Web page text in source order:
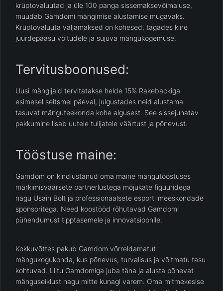
krüptovaluutad ja üle 100 panga sissemaksevõimaluse,
muudab Gamdomi mängimise alustamise mugavaks.
Krüptovaluuta väljamaksed on kohesed, tagades kiire
juurdepääsu võitudele ja sujuva mängukogemuse.
Tervitusboonused:
Uusi mängijaid tervitatakse helde 15% Rakebackiga
esimesel seitsmel päeval, julgustades neid alustama
tasuvat mänguteekonda kohe algusest. See sissejuhatav
pakkumine lisab uutele tulijatele väärtust ja põnevust.
Tööstuse maine:
Gamdom on kindlustanud oma maine mängutööstuses
märkimisväärsete partnerlustega mõjukate figuuridega
nagu Usain Bolt ja professionaalsete esporti meeskondade
sponsoritega. Need koostööd rõhutavad Gamdomi
pühendumust tipptasemele ja innovatsioonile.
Kokkuvõttes pakub Gamdom võrreldamatut
mängukogukonda, kus põnevus, turvalisus ja võitmatu tasu
kohtuvad. Liitu Gamdomiga juba täna ja alusta põnevat
mänguseiklust nagu mitte kunagi varem. Oma mitmekesise